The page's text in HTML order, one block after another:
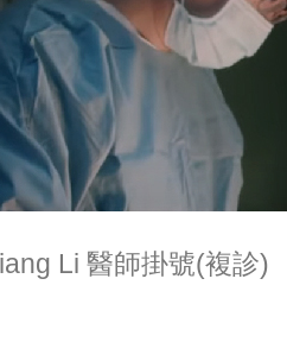
Li 醫師掛號(複診)